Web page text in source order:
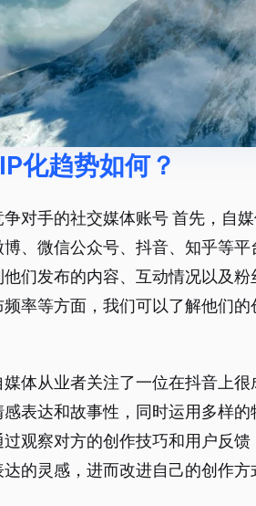
化趋势如何？
对手的社交媒体账号 首先，自
、微信公众号、抖音、知乎等
他们发布的内容、互动情况以及
率等方面，我们可以了解他们
体从业者关注了一位在抖音上
表达和故事性，同时运用多样
观察对方的创作技巧和用户反
的灵感，进而改进自己的创作方